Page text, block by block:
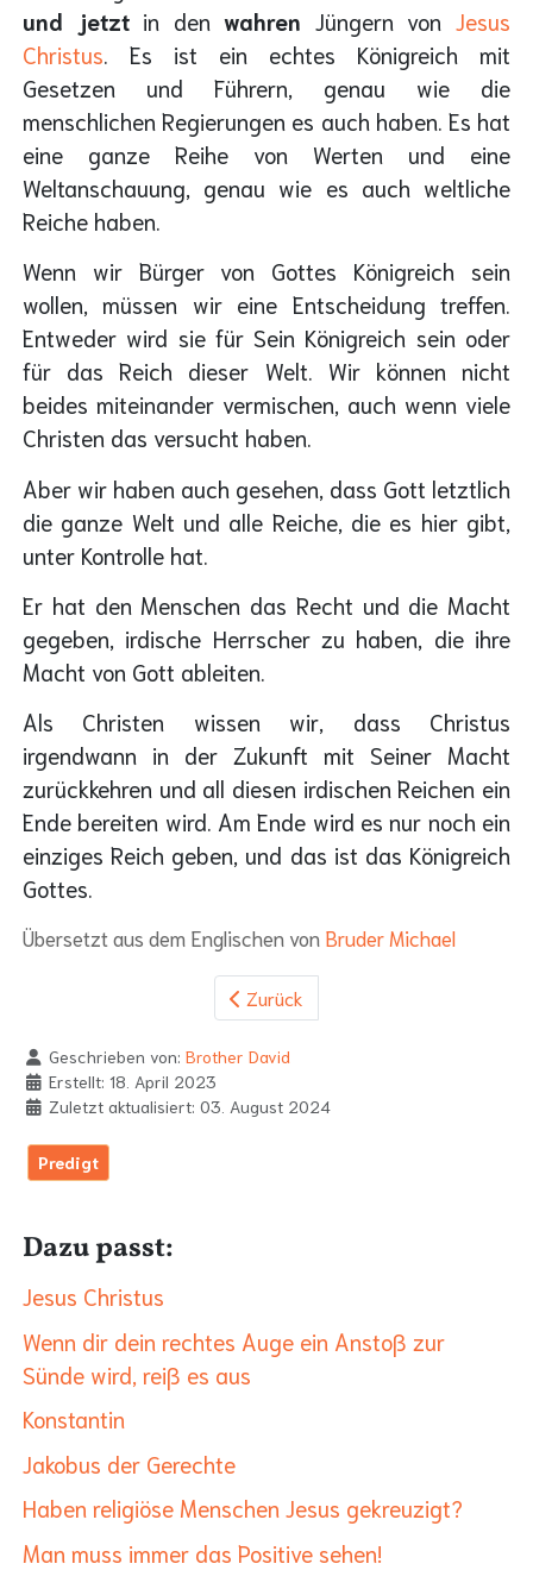
und jetztin denwahren Jüngern von
Jesus
Christus . Es ist ein echtes Königreich mit
Gesetzen und Führern, genau wie die
menschlichen Regierungen es auch haben. Es hat
eine ganze Reihe von Werten und eine
Weltanschauung, genau wie es auch weltliche
Reiche haben.
Wenn wir Bürger von Gottes Königreich sein
wollen, müssen wir eine Entscheidung treffen.
Entweder wird sie für Sein Königreich sein oder
für das Reich dieser Welt. Wir können nicht
beides miteinander vermischen, auch wenn viele
Christen das versucht haben.
Aber wir haben auch gesehen, dass Gott letztlich
die ganze Welt und alle Reiche, die es hier gibt,
unter Kontrolle hat.
Er hat den Menschen das Recht und die Macht
gegeben, irdische Herrscher zu haben, die ihre
Macht von Gott ableiten.
Als Christen wissen wir, dass Christus
irgendwann in der Zukunft mit Seiner Macht
zurückkehren und all diesen irdischen Reichen ein
Ende bereiten wird. Am Ende wird es nur noch ein
einziges Reich geben, und das ist das Königreich
Gottes.
Übersetzt aus dem Englischen von Bruder Michael
Zurück
Geschrieben von: Brother David
Erstellt: 18. April 2023
Zuletzt aktualisiert: 03. August 2024
Predigt
Dazu passt:
Jesus Christus
Wenn dir dein rechtes Auge ein Anstoß zur
Sünde wird, reiß es aus
Konstantin
Jakobus der Gerechte
Haben religiöse Menschen Jesus gekreuzigt?
Man muss immer das Positive sehen!